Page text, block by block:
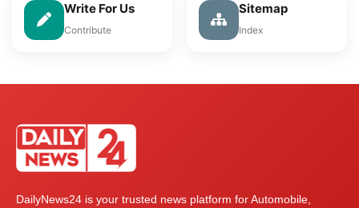
Write For Us
Contribute
Sitemap
Index
DailyNews24 is your trusted news platform for Automobile,